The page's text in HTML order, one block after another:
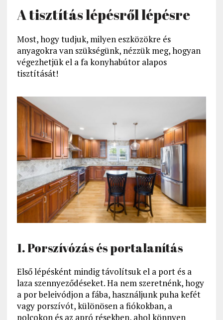
A tisztítás lépésről lépésre
Most, hogy tudjuk, milyen eszközökre és
anyagokra van szükségünk, nézzük meg, hogyan
végezhetjük el a fa konyhabútor alapos
tisztítását!
1. Porszívózás és portalanítás
Első lépésként mindig távolítsuk el a port és a
laza szennyeződéseket. Ha nem szeretnénk, hogy
a por beleivódjon a fába, használjunk puha kefét
vagy porszívót, különösen a fiókokban, a
polcokon és az apró résekben, ahol könnyen